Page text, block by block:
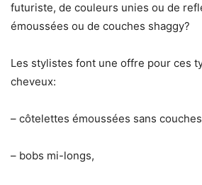
futuriste, de couleurs unies ou de
émoussées ou de couches shaggy?
Les stylistes font une offre pour ces
cheveux:
– côtelettes émoussées sans
– bobs mi-longs,